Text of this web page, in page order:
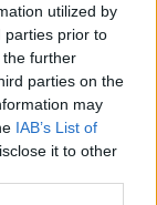
utilized by
parties prior to
further
parties on the
may
IAB’s List of
it to other